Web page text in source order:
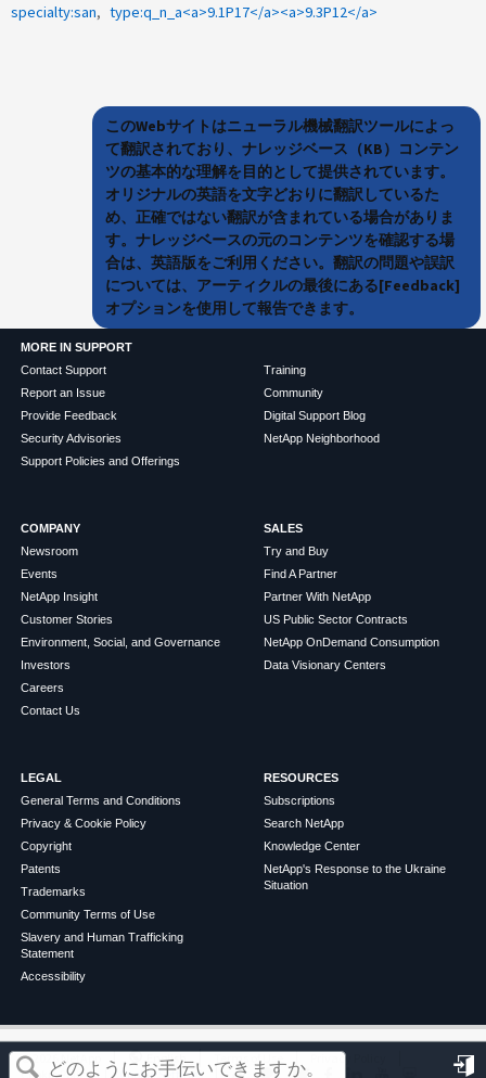
この記事は役に立ちましたか？
specialty:san
type:q_n_a<a>9.1P17</a><a>9.3P12</a>
このWebサイトはニューラル機械翻訳ツールによっ
て翻訳されており、ナレッジベース（KB）コンテン
ツの基本的な理解を目的として提供されています。
オリジナルの英語を文字どおりに翻訳しているた
め、正確ではない翻訳が含まれている場合がありま
す。ナレッジベースの元のコンテンツを確認する場
合は、英語版をご利用ください。翻訳の問題や誤訳
については、アーティクルの最後にある[Feedback]
オプションを使用して報告できます。
MORE IN SUPPORT
Contact Support
Report an Issue
Provide Feedback
Security Advisories
Support Policies and Offerings
Training
Community
Digital Support Blog
NetApp Neighborhood
COMPANY
Newsroom
Events
NetApp Insight
Customer Stories
Environment, Social, and Governance
Investors
Careers
Contact Us
SALES
Try and Buy
Find A Partner
Partner With NetApp
US Public Sector Contracts
NetApp OnDemand Consumption
Data Visionary Centers
LEGAL
General Terms and Conditions
Privacy & Cookie Policy
Copyright
Patents
Trademarks
Community Terms of Use
Slavery and Human Trafficking
Statement
Accessibility
RESOURCES
Subscriptions
Search NetApp
Knowledge Center
NetApp's Response to the Ukraine
Situation
©2026NetApp English Terms of Use
Privacy Policy
Cookie Policy
Cookie Settings